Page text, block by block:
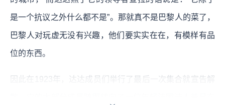
是一个抗议之外什么都不是”。那就真不是巴黎人的菜了，
巴黎人对玩虚无没有兴趣，他们要实实在在，有模样有品
位的东西。
因此在1923年，达达成员们举行了最后一次集合就宣告解